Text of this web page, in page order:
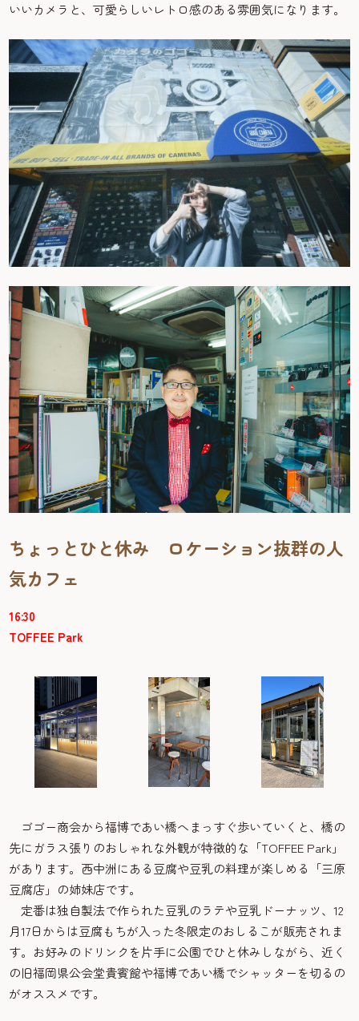
いいカメラと、可愛らしいレトロ感のある雰囲気になります。
ちょっとひと休み ロケーション抜群の人
気カフェ
16:30
TOFFEE Park
ゴゴー商会から福博であい橋へまっすぐ歩いていくと、橋の
先にガラス張りのおしゃれな外観が特徴的な「TOFFEE Park」
があります。西中洲にある豆腐や豆乳の料理が楽しめる「三原
豆腐店」の姉妹店です。
定番は独自製法で作られた豆乳のラテや豆乳ドーナッツ、12
月17日からは豆腐もちが入った冬限定のおしるこが販売されま
す。お好みのドリンクを片手に公園でひと休みしながら、近く
の旧福岡県公会堂貴賓館や福博であい橋でシャッターを切るの
がオススメです。